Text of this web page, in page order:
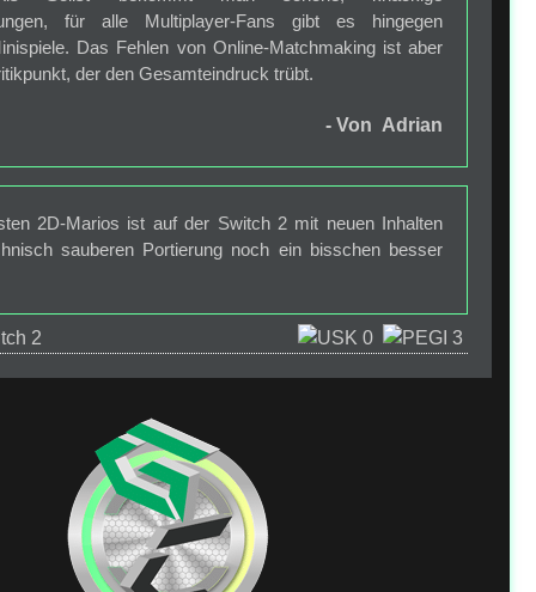
für alle Multiplayer-Fans gibt es hingegen
Das Fehlen von Online-Matchmaking ist aber
der den Gesamteindruck trübt.
- Von Adrian
2D-Marios ist auf der Switch 2 mit neuen Inhalten
sauberen Portierung noch ein bisschen besser